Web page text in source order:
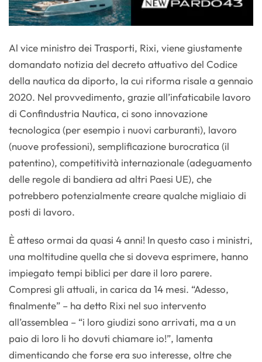
Al vice ministro dei Trasporti, Rixi, viene giustamente
domandato notizia del decreto attuativo del Codice
della nautica da diporto, la cui riforma risale a gennaio
2020. Nel provvedimento, grazie all’infaticabile lavoro
di Confindustria Nautica, ci sono innovazione
tecnologica (per esempio i nuovi carburanti), lavoro
(nuove professioni), semplificazione burocratica (il
patentino), competitività internazionale (adeguamento
delle regole di bandiera ad altri Paesi UE), che
potrebbero potenzialmente creare qualche migliaio di
posti di lavoro.
È atteso ormai da quasi 4 anni! In questo caso i ministri,
una moltitudine quella che si doveva esprimere, hanno
impiegato tempi biblici per dare il loro parere.
Compresi gli attuali, in carica da 14 mesi. “Adesso,
finalmente” – ha detto Rixi nel suo intervento
all’assemblea – “i loro giudizi sono arrivati, ma a un
paio di loro li ho dovuti chiamare io!”, lamenta
dimenticando che forse era suo interesse, oltre che